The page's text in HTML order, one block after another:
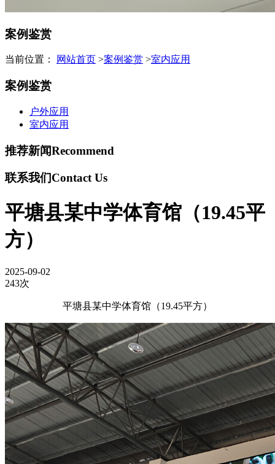
案例鉴赏
当前位置： 网站首页 >案例鉴赏 >室内应用
案例鉴赏
户外应用
室内应用
推荐新闻Recommend
联系我们Contact Us
平塘县某中学体育馆（19.45平
方）
2025-09-02
243次
平塘县某中学体育馆（19.45平方）